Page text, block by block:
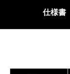
仕様書